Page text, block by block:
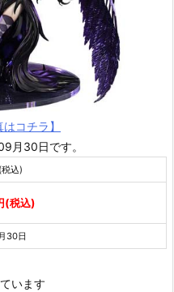
コチラ】
月30日です。
込)
(税込)
30日
います